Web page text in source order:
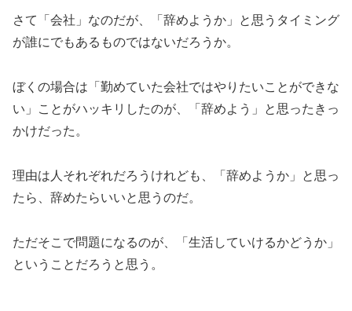
さて「会社」なのだが、「辞めようか」と思うタイミング
が誰にでもあるものではないだろうか。
ぼくの場合は「勤めていた会社ではやりたいことができな
い」ことがハッキリしたのが、「辞めよう」と思ったきっ
かけだった。
理由は人それぞれだろうけれども、「辞めようか」と思っ
たら、辞めたらいいと思うのだ。
ただそこで問題になるのが、「生活していけるかどうか」
ということだろうと思う。